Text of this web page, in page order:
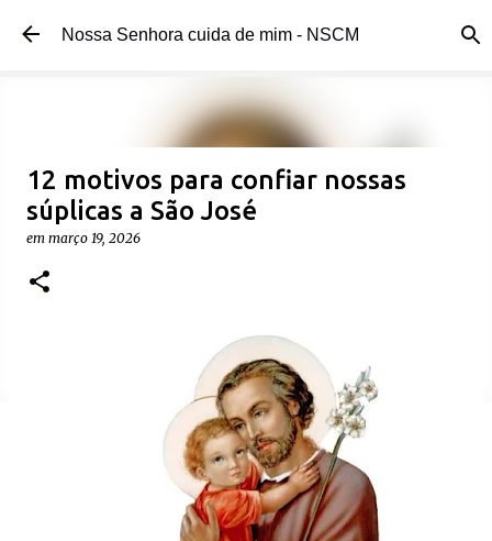
Pular para o conteúdo principal
Nossa Senhora cuida de mim - NSCM
12 motivos para confiar nossas
súplicas a São José
em março 19, 2026